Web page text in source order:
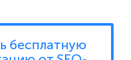
бесплатную